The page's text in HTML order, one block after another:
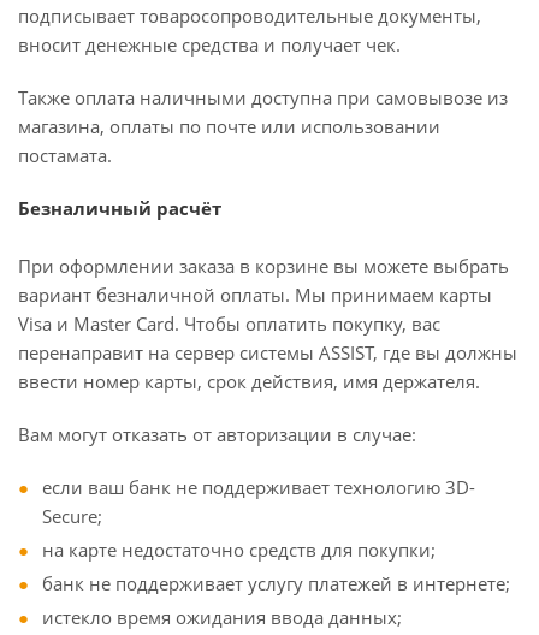
подписывает товаросопроводительные документы,
вносит денежные средства и получает чек.
Также оплата наличными доступна при самовывозе из
магазина, оплаты по почте или использовании
постамата.
Безналичный расчёт
При оформлении заказа в корзине вы можете выбрать
вариант безналичной оплаты. Мы принимаем карты
Visa и Master Card. Чтобы оплатить покупку, вас
перенаправит на сервер системы ASSIST, где вы должны
ввести номер карты, срок действия, имя держателя.
Вам могут отказать от авторизации в случае:
если ваш банк не поддерживает технологию 3D-
Secure;
на карте недостаточно средств для покупки;
банк не поддерживает услугу платежей в интернете;
истекло время ожидания ввода данных;